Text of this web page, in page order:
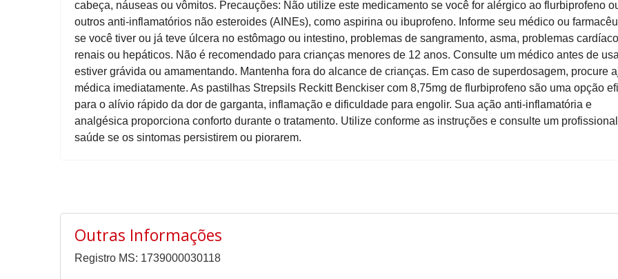
cabeça, náuseas ou vômitos. Precauções: Não utilize este medicamento se você for alérgico ao flurbiprofeno
outros anti-inflamatórios não esteroides (AINEs), como aspirina ou ibuprofeno. Informe seu médico ou
se você tiver ou já teve úlcera no estômago ou intestino, problemas de sangramento, asma, problemas
renais ou hepáticos. Não é recomendado para crianças menores de 12 anos. Consulte um médico antes de
estiver grávida ou amamentando. Mantenha fora do alcance de crianças. Em caso de superdosagem, procure
médica imediatamente. As pastilhas Strepsils Reckitt Benckiser com 8,75mg de flurbiprofeno são uma opção
para o alívio rápido da dor de garganta, inflamação e dificuldade para engolir. Sua ação anti-inflamatória e
analgésica proporciona conforto durante o tratamento. Utilize conforme as instruções e consulte um
saúde se os sintomas persistirem ou piorarem.
Outras Informações
Registro MS: 1739000030118